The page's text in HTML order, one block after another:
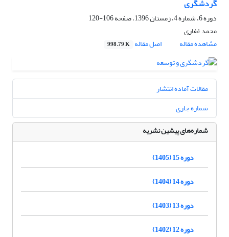
گردشگری
دوره 6، شماره 4، زمستان 1396، صفحه
106-120
محمد غفاری
مشاهده مقاله
اصل مقاله 998.79 K
مقالات آماده انتشار
شماره جاری
شماره‌های پیشین نشریه
دوره 15 (1405)
دوره 14 (1404)
دوره 13 (1403)
دوره 12 (1402)